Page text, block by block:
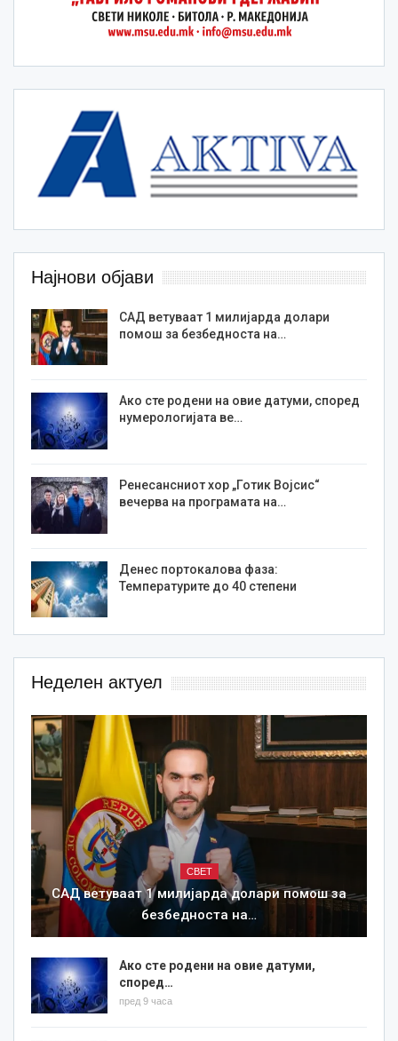
Најнови објави
САД ветуваат 1 милијарда долари
помош за безбедноста на…
Ако сте родени на овие датуми, според
нумерологијата ве…
Ренесансниот хор „Готик Војсис“
вечерва на програмата на…
Денес портокалова фаза:
Температурите до 40 степени
Неделен актуел
СВЕТ
САД ветуваат 1 милијарда долари помош за
безбедноста на…
Ако сте родени на овие датуми,
според…
пред 9 часа